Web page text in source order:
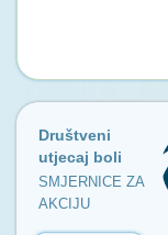
Društveni
utjecaj boli
SMJERNICE ZA
AKCIJU